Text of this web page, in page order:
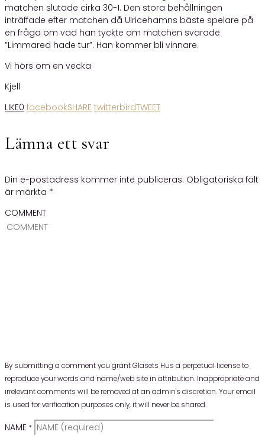
matchen slutade cirka 30-1. Den stora behållningen
inträffade efter matchen då Ulricehamns bäste spelare på
en fråga om vad han tyckte om matchen svarade
”Limmared hade tur”. Han kommer bli vinnare.
Vi hörs om en vecka
Kjell
LIKE0 facebookSHARE twitterbirdTWEET
Lämna ett svar
Din e-postadress kommer inte publiceras. Obligatoriska fält
är märkta *
COMMENT
By submitting a comment you grant Glasets Hus a perpetual license to
reproduce your words and name/web site in attribution. Inappropriate and
irrelevant comments will be removed at an admin's discretion. Your email
is used for verification purposes only, it will never be shared.
NAME *